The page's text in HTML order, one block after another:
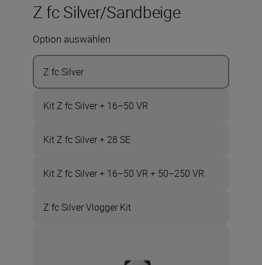
Z fc Silver/Sandbeige
Option auswählen
Z fc Silver
Kit Z fc Silver + 16–50 VR
Kit Z fc Silver + 28 SE
Kit Z fc Silver + 16–50 VR + 50–250 VR
Z fc Silver Vlogger Kit